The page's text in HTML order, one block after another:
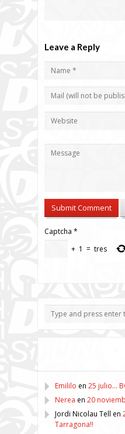
Leave a Reply
Captcha *
+ 1 = tres
Emililo en 25 julio…
Nerea en 20
Jordi Nicolau Tell en
Tarragona!!